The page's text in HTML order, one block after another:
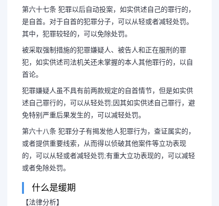
第六十七条 犯罪以后自动投案，如实供述自己的罪行的，
是自首。对于自首的犯罪分子，可以从轻或者减轻处罚。
其中，犯罪较轻的，可以免除处罚。
被采取强制措施的犯罪嫌疑人、被告人和正在服刑的罪
犯，如实供述司法机关还未掌握的本人其他罪行的，以自
首论。
犯罪嫌疑人虽不具有前两款规定的自首情节，但是如实供
述自己罪行的，可以从轻处罚;因其如实供述自己罪行，避
免特别严重后果发生的，可以减轻处罚。
第六十八条 犯罪分子有揭发他人犯罪行为，查证属实的，
或者提供重要线索，从而得以侦破其他案件等立功表现
的，可以从轻或者减轻处罚;有重大立功表现的，可以减轻
或者免除处罚。
什么是缓期
【法律分析】